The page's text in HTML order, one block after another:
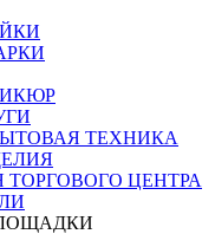
ТЕХНИКА
ЦЕНТРА